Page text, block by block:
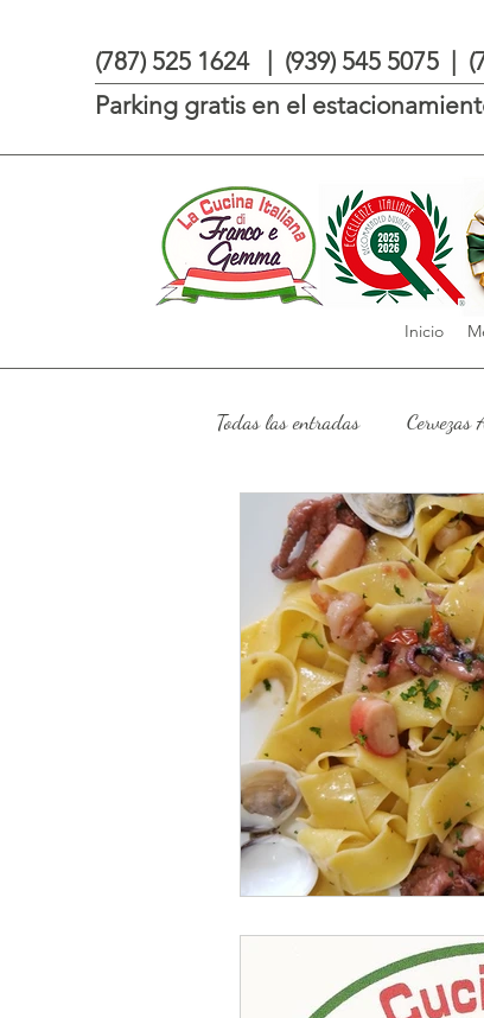
(787) 525 1624 | (939) 545 5075 |
Parking gratis en el
Inicio
Todas las entradas Cervezas
Premios